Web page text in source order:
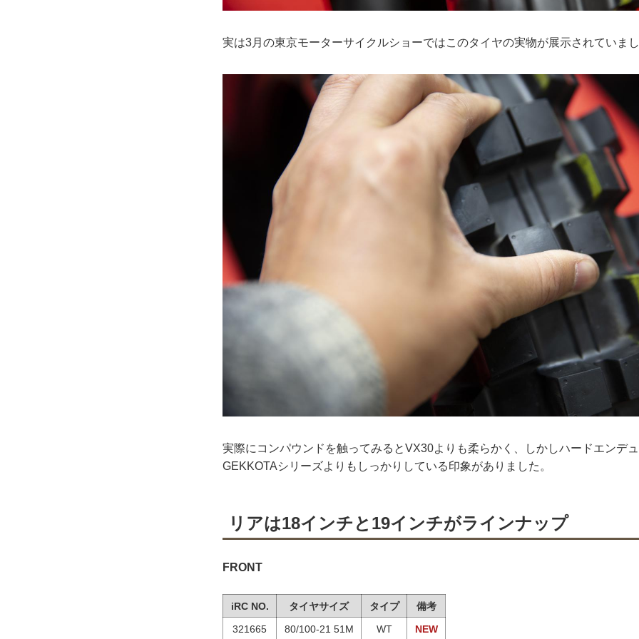
実は3月の東京モーターサイクルショーではこのタイヤの実物が展示されていま
実際にコンパウンドを触ってみるとVX30よりも柔らかく、しかしハードエンデ
GEKKOTAシリーズよりもしっかりしている印象がありました。
リアは18インチと19インチがラインナップ
FRONT
iRC NO. タイヤサイズ タイプ
備考
321665
80/100-21 51M WT NEW